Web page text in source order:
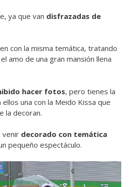
ya que van disfrazadas de
con la misma temática, tratando
amo de una gran mansión llena
hacer fotos, pero tienes la
una con la Meido Kissa que
la decoran.
venir decorado con temática
pequeño espectáculo.